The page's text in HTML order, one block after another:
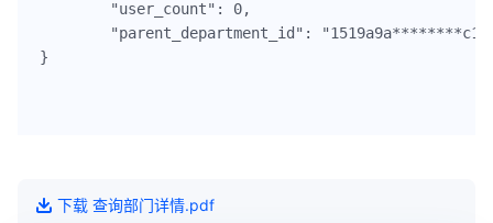
}
下载 查询部门详情.pdf